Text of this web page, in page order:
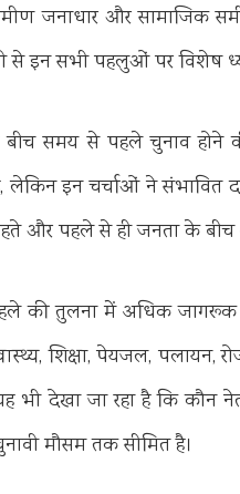
जनाधार और सामाजिक
से इन सभी पहलुओं पर विशेष
समय से पहले चुनाव होने
इन चर्चाओं ने संभावित
और पहले से ही जनता के
की तुलना में अधिक जागरूक
शिक्षा, पेयजल, पलायन,
भी देखा जा रहा है कि
मौसम तक सीमित है।